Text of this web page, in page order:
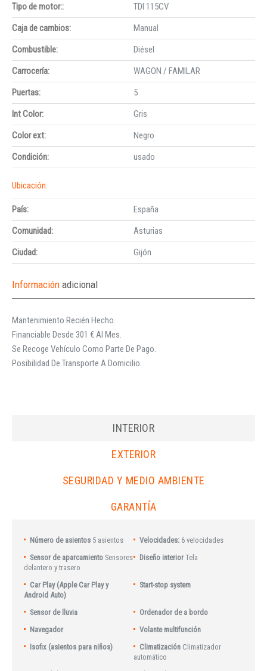
Tipo de motor::
TDI 115CV
Caja de cambios:
Manual
Combustible:
Diésel
Carrocería:
WAGON / FAMILAR
Puertas:
5
Int Color:
Gris
Color ext:
Negro
Condición:
usado
Ubicación:
País:
España
Comunidad:
Asturias
Ciudad:
Gijón
Información adicional
Mantenimiento Recién Hecho.
Financiable Desde 301 € Al Mes.
Se Recoge Vehículo Como Parte De Pago.
Posibilidad De Transporte A Domicilio.
INTERIOR
EXTERIOR
SEGURIDAD Y MEDIO AMBIENTE
GARANTÍA
Número de asientos 5 asientos Velocidades: 6 velocidades
Sensor de aparcamiento Sensores
delantero y trasero
Diseño interior Tela
Car Play (Apple Car Play y
Android Auto)
Start-stop system
Sensor de lluvia
Ordenador de a bordo
Navegador
Volante multifunción
Isofix (asientos para niños)
Climatización Climatizador
automático